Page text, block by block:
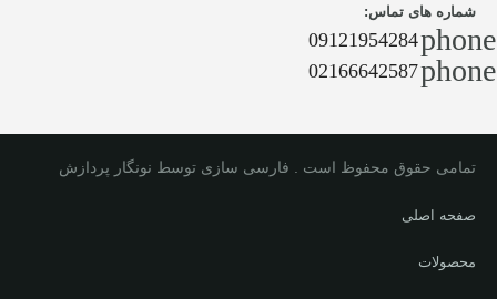
شماره های تماس:
phone
09121954284
phone
02166642587
تمامی حقوق محفوظ است . فارسی سازی توسط نونگار پردازش
صفحه اصلی
محصولات